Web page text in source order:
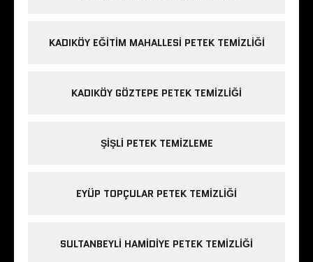
KADIKÖY EĞITIM MAHALLESI PETEK TEMIZLIĞI
KADIKÖY GÖZTEPE PETEK TEMIZLIĞI
ŞIŞLI PETEK TEMIZLEME
EYÜP TOPÇULAR PETEK TEMIZLIĞI
SULTANBEYLI HAMIDIYE PETEK TEMIZLIĞI